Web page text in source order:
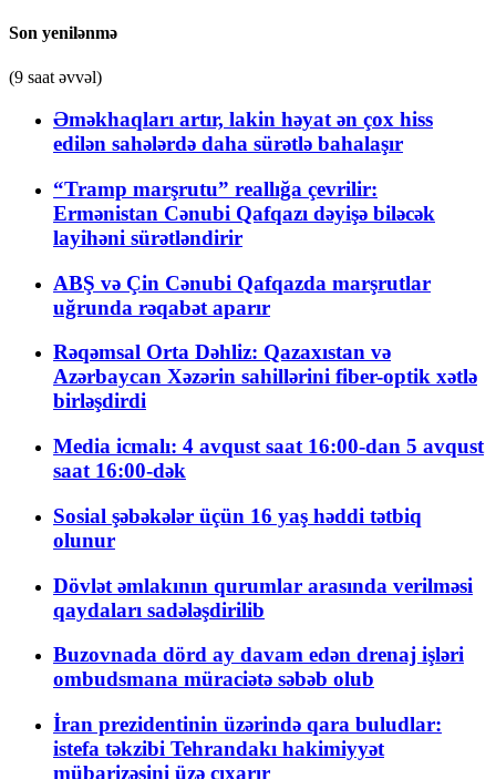
Son yenilənmə
(9 saat əvvəl)
Əməkhaqları artır, lakin həyat ən çox hiss
edilən sahələrdə daha sürətlə bahalaşır
“Tramp marşrutu” reallığa çevrilir:
Ermənistan Cənubi Qafqazı dəyişə biləcək
layihəni sürətləndirir
ABŞ və Çin Cənubi Qafqazda marşrutlar
uğrunda rəqabət aparır
Rəqəmsal Orta Dəhliz: Qazaxıstan və
Azərbaycan Xəzərin sahillərini fiber-optik xətlə
birləşdirdi
Media icmalı: 4 avqust saat 16:00-dan 5 avqust
saat 16:00-dək
Sosial şəbəkələr üçün 16 yaş həddi tətbiq
olunur
Dövlət əmlakının qurumlar arasında verilməsi
qaydaları sadələşdirilib
Buzovnada dörd ay davam edən drenaj işləri
ombudsmana müraciətə səbəb olub
İran prezidentinin üzərində qara buludlar:
istefa təkzibi Tehrandakı hakimiyyət
mübarizəsini üzə çıxarır